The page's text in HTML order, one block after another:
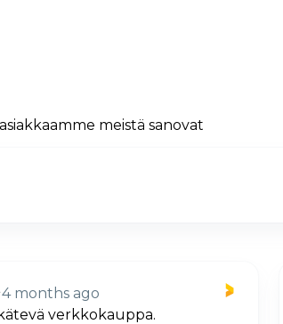
meistä sanovat
11 days ago
tilaus